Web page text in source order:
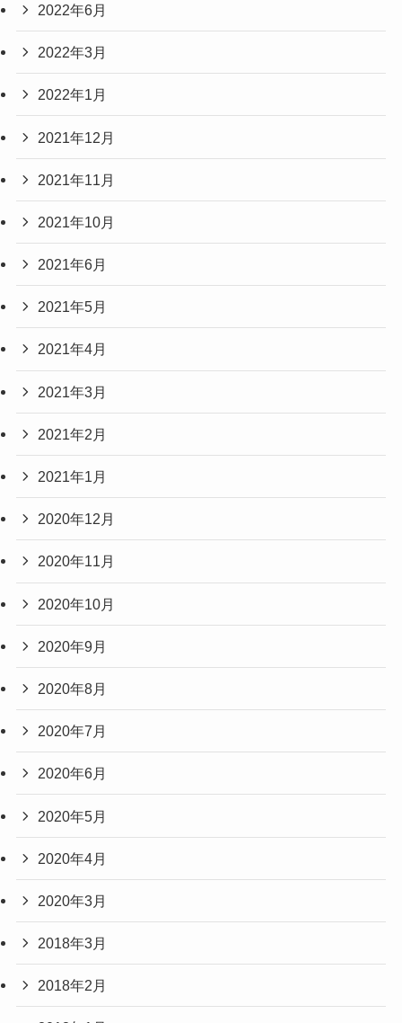
2022年6月
2022年3月
2022年1月
2021年12月
2021年11月
2021年10月
2021年6月
2021年5月
2021年4月
2021年3月
2021年2月
2021年1月
2020年12月
2020年11月
2020年10月
2020年9月
2020年8月
2020年7月
2020年6月
2020年5月
2020年4月
2020年3月
2018年3月
2018年2月